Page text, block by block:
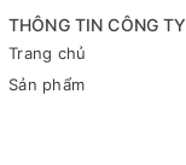
THÔNG TIN CÔNG TY
Trang chủ
Sản phẩm